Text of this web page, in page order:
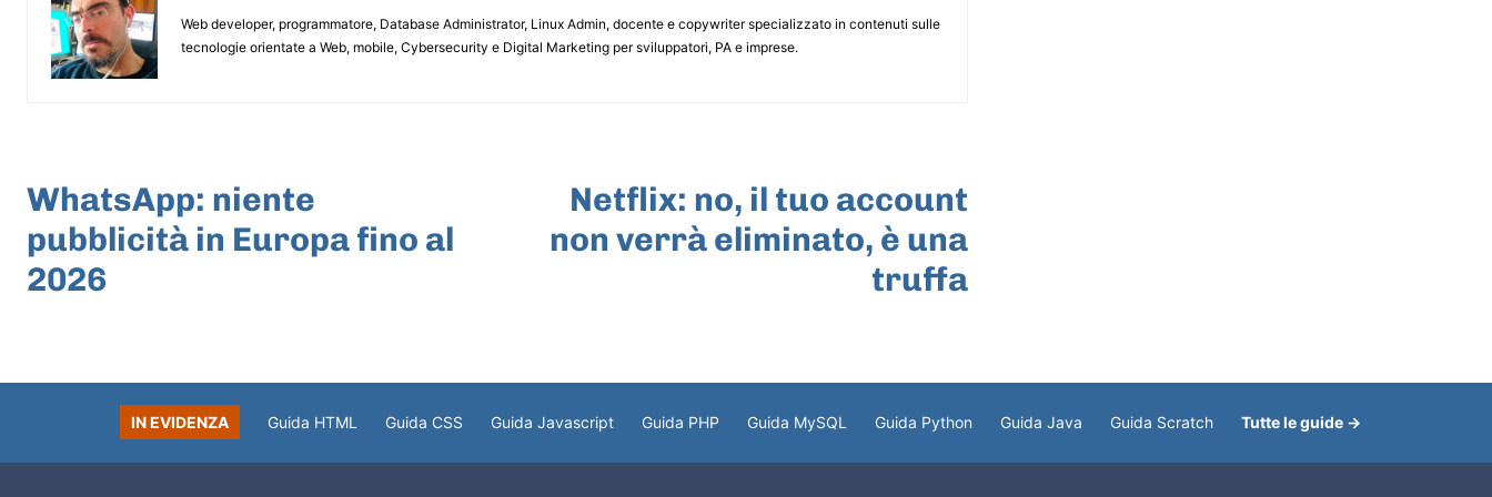
Web developer, programmatore, Database Administrator, Linux Admin, docente e copywriter specializzato in contenuti sulle
tecnologie orientate a Web, mobile, Cybersecurity e Digital Marketing per sviluppatori, PA e imprese.
WhatsApp: niente
pubblicità in Europa fino al
2026
Netflix: no, il tuo account
non verrà eliminato, è una
truffa
IN EVIDENZA Guida HTML Guida CSS Guida Javascript Guida PHP Guida MySQL Guida Python Guida Java Guida Scratch Tutte le guide →